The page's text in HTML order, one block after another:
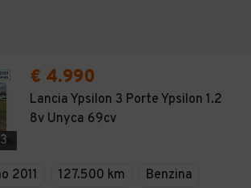
€ 4.990
Lancia Ypsilon 3 Porte Ypsilon 1.2
8v Unyca 69cv
2011 127.500 km
Benzina